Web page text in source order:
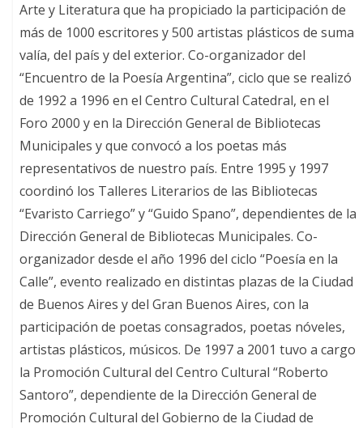
Arte y Literatura que ha propiciado la participación de
más de 1000 escritores y 500 artistas plásticos de suma
valía, del país y del exterior. Co-organizador del
“Encuentro de la Poesía Argentina”, ciclo que se realizó
de 1992 a 1996 en el Centro Cultural Catedral, en el
Foro 2000 y en la Dirección General de Bibliotecas
Municipales y que convocó a los poetas más
representativos de nuestro país. Entre 1995 y 1997
coordinó los Talleres Literarios de las Bibliotecas
“Evaristo Carriego” y “Guido Spano”, dependientes de la
Dirección General de Bibliotecas Municipales. Co-
organizador desde el año 1996 del ciclo “Poesía en la
Calle”, evento realizado en distintas plazas de la Ciudad
de Buenos Aires y del Gran Buenos Aires, con la
participación de poetas consagrados, poetas nóveles,
artistas plásticos, músicos. De 1997 a 2001 tuvo a cargo
la Promoción Cultural del Centro Cultural “Roberto
Santoro”, dependiente de la Dirección General de
Promoción Cultural del Gobierno de la Ciudad de